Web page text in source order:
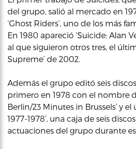
del grupo, salió al mercado en
‘Ghost Riders’, uno de los más
En 1980 apareció ‘Suicide: Alan
al que siguieron otros tres, el
Supreme’ de 2002.
Además el grupo editó seis
primero en 1978 con el nombre
Berlin/23 Minutes in Brussels’ y
1977-1978’, una caja de seis
actuaciones del grupo durante